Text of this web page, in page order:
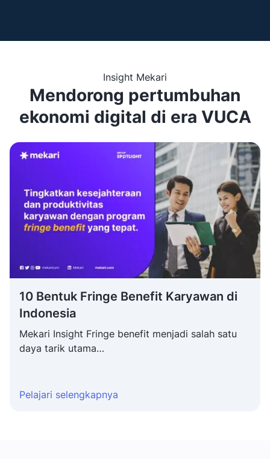
Insight Mekari
Mendorong pertumbuhan
ekonomi digital di era VUCA
10 Bentuk Fringe Benefit Karyawan di Indonesia
10 Bentuk Fringe Benefit Karyawan di
Indonesia
Mekari Insight Fringe benefit menjadi salah satu
daya tarik utama…
Pelajari selengkapnya